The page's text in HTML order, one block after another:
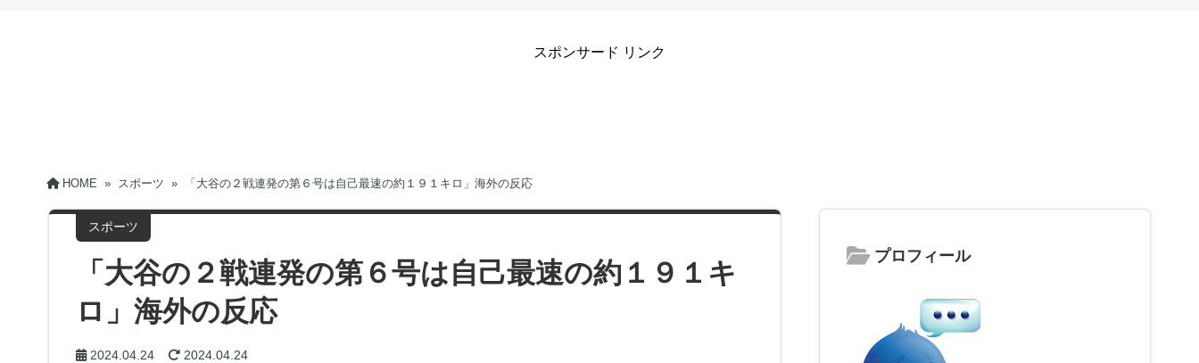
スポンサード リンク
HOME » スポーツ » 「大谷の２戦連発の第６号は自己最速の約１９１キロ」海外の反応
スポーツ
「大谷の２戦連発の第６号は自己最速の約１９１キ
ロ」海外の反応
2024.04.24 2024.04.24
プロフィール